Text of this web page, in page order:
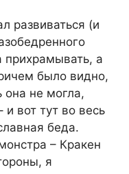
развиваться (и
прихрамывать, а
было видно,
она не могла,
и вот тут во весь
беда.
– Кракен
я